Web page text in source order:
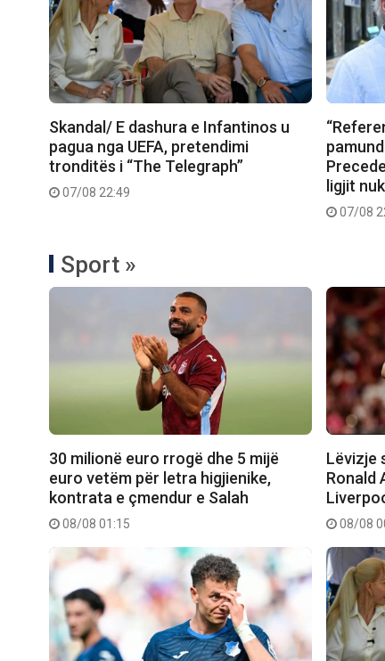
Skandal/ E dashura e Infantinos u
pagua nga UEFA, pretendimi
tronditës i “The Telegraph”
07/08 22:49
ligjit
07/08
Sport »
30 milionë euro rrogë dhe 5 mijë
euro vetëm për letra higjienike,
kontrata e çmendur e Salah
08/08 01:15
Lëvizje
Ronald
08/08